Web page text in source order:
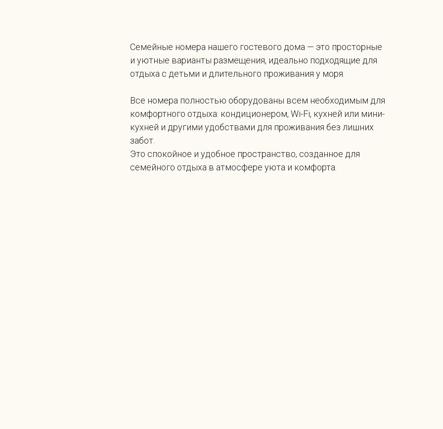
Семейные номера нашего гостевого дома — это просторные
и уютные варианты размещения, идеально подходящие для
отдыха с детьми и длительного проживания у моря.
Все номера полностью оборудованы всем необходимым для
комфортного отдыха: кондиционером, Wi-Fi, кухней или мини-
кухней и другими удобствами для проживания без лишних
забот.
Это спокойное и удобное пространство, созданное для
семейного отдыха в атмосфере уюта и комфорта.